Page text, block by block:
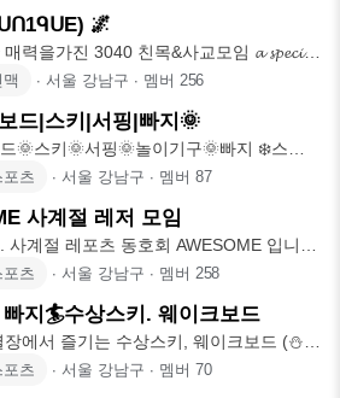
🌌
력을가진 3040 친목&사교모임 𝓪 𝓼𝓹𝓮𝓬𝓲𝓪𝓵
∙ 서울 강남구 ∙ 멤버 256
드|스키|서핑|빠지🌞
🌞스키🌞서핑🌞놀이기구🌞빠지 ❄️스노
❄️스키장❄️신
츠 ∙ 서울 강남구 ∙ 멤버 87
사계절 레저 모임
사계절 레포츠 동호회 AWESOME 입니
어울리
츠 ∙ 서울 강남구 ∙ 멤버 258
지🏄수상스키. 웨이크보드
장에서 즐기는 수상스키, 웨이크보드 (⛄️
울
츠 ∙ 서울 강남구 ∙ 멤버 70